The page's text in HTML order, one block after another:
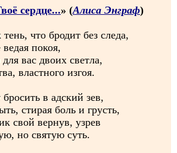
сердце...» (Алиса Энграф)
что бродит без следа,
покоя,
вас двоих светла,
властного изгоя.
в адский зев,
стирая боль и грусть,
свой вернув, узрев
но святую суть.